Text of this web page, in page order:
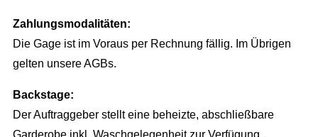
AGB
Zahlungsmodalitäten:
Die Gage ist im Voraus per Rechnung fällig. Im Übrigen
gelten unsere AGBs.
Backstage:
Der Auftraggeber stellt eine beheizte, abschließbare
Garderobe inkl. Waschgelegenheit zur Verfügung.